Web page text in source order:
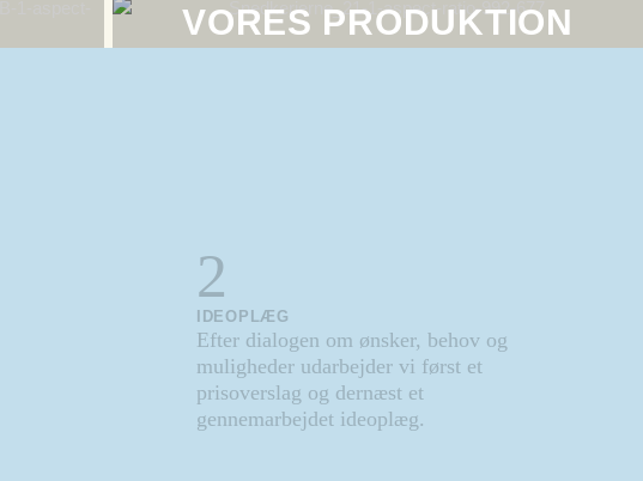
VORES PRODUKTION
2
IDEOPLÆG
Efter dialogen om ønsker, behov og
muligheder udarbejder vi først et
prisoverslag og dernæst et
gennemarbejdet ideoplæg.